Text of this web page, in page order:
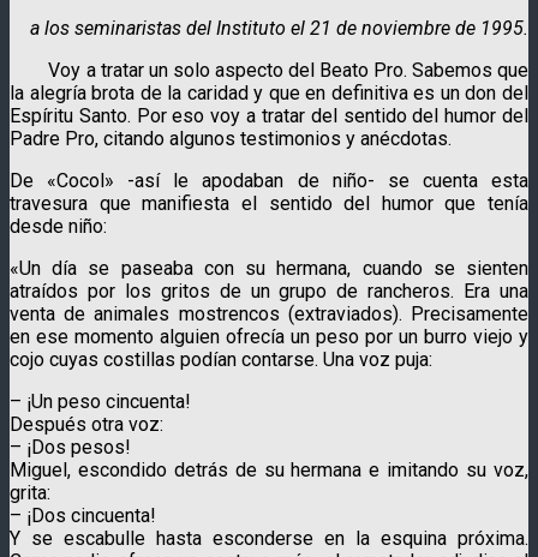
a los seminaristas del Instituto el 21 de noviembre de 1995.
Voy a tratar un solo aspecto del Beato Pro. Sabemos que
la alegría brota de la caridad y que en definitiva es un don del
Espíritu Santo. Por eso voy a tratar del sentido del humor del
Padre Pro, citando algunos testimonios y anécdotas.
De «Cocol» -así le apodaban de niño- se cuenta esta
travesura que manifiesta el sentido del humor que tenía
desde niño:
«Un día se paseaba con su hermana, cuando se sienten
atraídos por los gritos de un grupo de rancheros. Era una
venta de animales mostrencos (extraviados). Precisamente
en ese momento alguien ofrecía un peso por un burro viejo y
cojo cuyas costillas podían contarse. Una voz puja:
– ¡Un peso cincuenta!
Después otra voz:
– ¡Dos pesos!
Miguel, escondido detrás de su hermana e imitando su voz,
grita:
– ¡Dos cincuenta!
Y se escabulle hasta esconderse en la esquina próxima.